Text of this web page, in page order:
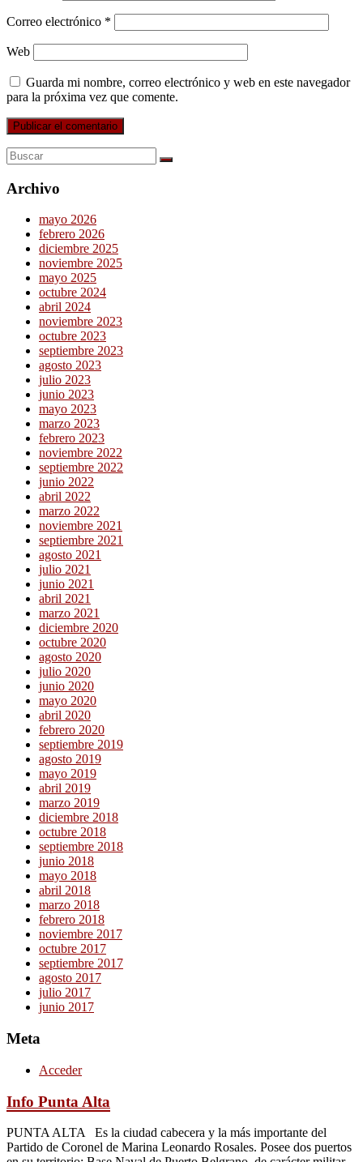
Correo electrónico *
Web
Guarda mi nombre, correo electrónico y web en este navegador
para la próxima vez que comente.
Archivo
mayo 2026
febrero 2026
diciembre 2025
noviembre 2025
mayo 2025
octubre 2024
abril 2024
noviembre 2023
octubre 2023
septiembre 2023
agosto 2023
julio 2023
junio 2023
mayo 2023
marzo 2023
febrero 2023
noviembre 2022
septiembre 2022
junio 2022
abril 2022
marzo 2022
noviembre 2021
septiembre 2021
agosto 2021
julio 2021
junio 2021
abril 2021
marzo 2021
diciembre 2020
octubre 2020
agosto 2020
julio 2020
junio 2020
mayo 2020
abril 2020
febrero 2020
septiembre 2019
agosto 2019
mayo 2019
abril 2019
marzo 2019
diciembre 2018
octubre 2018
septiembre 2018
junio 2018
mayo 2018
abril 2018
marzo 2018
febrero 2018
noviembre 2017
octubre 2017
septiembre 2017
agosto 2017
julio 2017
junio 2017
Meta
Acceder
Info Punta Alta
PUNTA ALTA Es la ciudad cabecera y la más importante del
Partido de Coronel de Marina Leonardo Rosales. Posee dos puertos